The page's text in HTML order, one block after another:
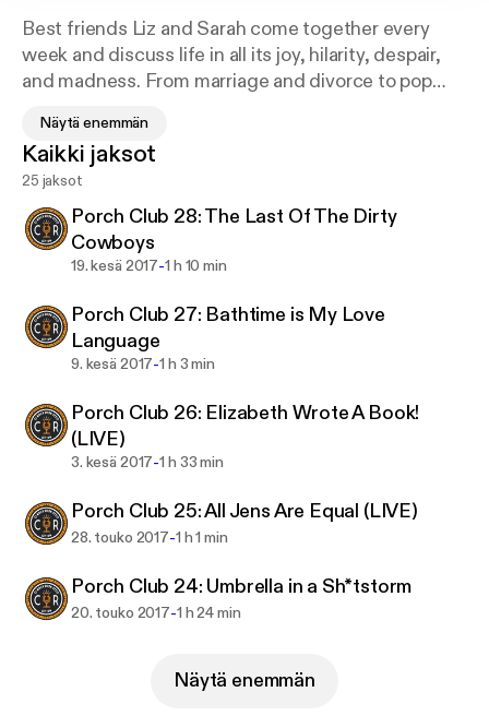
Best friends Liz and Sarah come together every
week and discuss life in all its joy, hilarity, despair,
and madness. From marriage and divorce to pop
hosts are just doing their best to try and make the
world a little bit brighter.
Näytä enemmän
Kaikki jaksot
25 jaksot
Porch Club 28: The Last Of The Dirty
Cowboys
19. kesä 2017-1 h 10 min
Porch Club 27: Bathtime is My Love
Language
9. kesä 2017-1 h 3 min
Porch Club 26: Elizabeth Wrote A Book!
(LIVE)
3. kesä 2017-1 h 33 min
Porch Club 25: All Jens Are Equal (LIVE)
28. touko 2017-1 h 1 min
Porch Club 24: Umbrella in a Sh*tstorm
20. touko 2017-1 h 24 min
Näytä enemmän